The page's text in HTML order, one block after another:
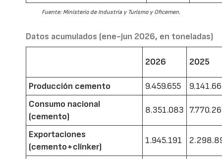
Fuente: Ministerio de Industria y Turismo y Oficemen.
Datos acumulados (ene-jun 2026, en toneladas)
2026 2025
Producción cemento 9.459.655
Consumo nacional
(cemento)
8.351.083
Exportaciones
(cemento+clínker)
1.945.191